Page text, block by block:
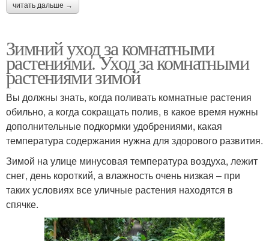
читать дальше →
Зимний уход за комнатными
растениями. Уход за комнатными
растениями зимой
Вы должны знать, когда поливать комнатные растения
обильно, а когда сокращать полив, в какое время нужны
дополнительные подкормки удобрениями, какая
температура содержания нужна для здорового развития.
Зимой на улице минусовая температура воздуха, лежит
снег, день короткий, а влажность очень низкая – при
таких условиях все уличные растения находятся в
спячке.